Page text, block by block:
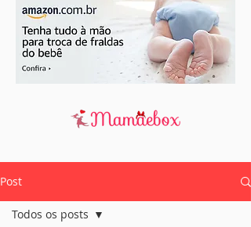
Post
Todos os posts